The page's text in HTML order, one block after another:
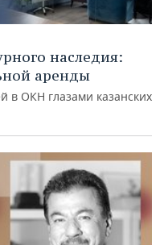
наследия:
аренды
в ОКН глазами казанских